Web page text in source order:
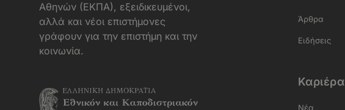
Αθηνών (ΕΚΠΑ), εξειδικευμένοι,
αλλά και νέοι επιστήμονες
γράφουν για την επιστήμη και την
κοινωνία.
Άρθρα
Ειδήσεις
Καριέρα
Νέα